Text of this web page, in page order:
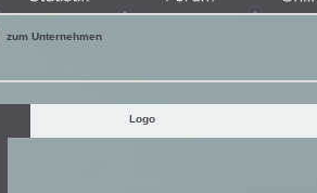
zum Unternehmen
Logo